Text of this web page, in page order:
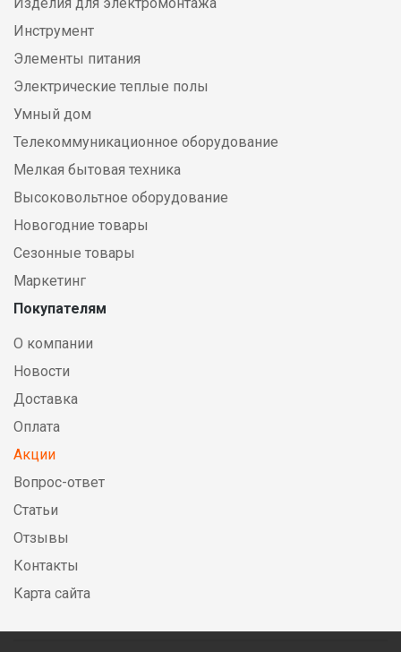
Инструмент
Элементы питания
Электрические теплые полы
Умный дом
Телекоммуникационное оборудование
Мелкая бытовая техника
Высоковольтное оборудование
Новогодние товары
Сезонные товары
Маркетинг
Покупателям
О компании
Новости
Доставка
Оплата
Акции
Вопрос-ответ
Статьи
Отзывы
Контакты
Карта сайта